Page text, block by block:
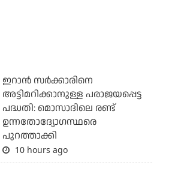
ഇറാന്‍ സര്‍ക്കാരിനെ
അട്ടിമറിക്കാനുള്ള പരാജയപ്പെട്ട
പദ്ധതി: മൊസാദിലെ രണ്ട്
ഉന്നതോദ്യോഗസ്ഥരെ
പുറത്താക്കി
10 hours ago